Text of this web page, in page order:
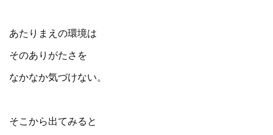
あたりまえの環境は
そのありがたさを
なかなか気づけない。
そこから出てみると